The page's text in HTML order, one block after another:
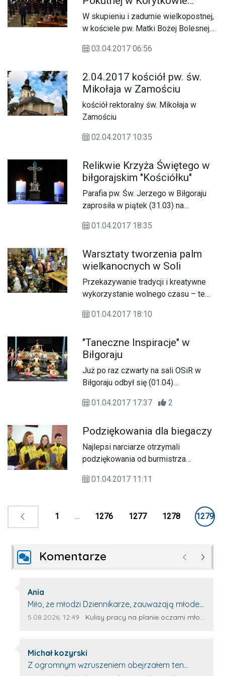
Dużym
W skupieniu i zadumie wielkopostnej,
w kościele pw. Matki Bożej Bolesnej
się Koncert Pieśni Pasyjnej i Pokutnej.
03.04.2017 06:56
2.04.2017 kościół pw. św.
Mikołaja w Zamościu
kościół rektoralny św. Mikołaja w
Zamościu
02.04.2017 10:35
Relikwie Krzyża Świętego w
biłgorajskim "Kościółku"
Parafia pw. Św. Jerzego w Biłgoraju
zaprosiła w piątek (31.03) na
Świętego.
01.04.2017 18:35
Warsztaty tworzenia palm
wielkanocnych w Soli
Przekazywanie tradycji i kreatywne
wykorzystanie wolnego czasu – te
warsztatów tworzenia palm
piątek, 31 marca w Soli.
01.04.2017 18:10
"Taneczne Inspiracje" w
Biłgoraju
Już po raz czwarty na sali OSiR w
Biłgoraju odbył się (01.04)
„Taneczne Inspiracje”.
01.04.2017 17:37 2
Podziękowania dla biegaczy
Najlepsi narciarze otrzymali
podziękowania od burmistrza
Żukowskiego.
01.04.2017 11:11
1 ... 1276 1277 1278 1279
Komentarze Poprzednie
Autor komentarza:
Ania
Treść komentarza:
Miło, że młodzi Dziennikarze, zauważają młode
talenty, które dopiero wkraczają na rynek
który przeprowadzi Pan Artur.
Data dodania komentarza:
5.08.2026, 12:49 Źródło komentarza:
Kulisy pracy na planie oczami młodego filmowca
Autor komentarza:
Michał kozyrski
Treść komentarza:
Z ogromnym wzruszeniem obejrzałem ten